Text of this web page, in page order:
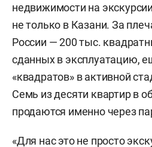
недвижимости на
не только в Казани. За
России — 200 тыс.
сданных в эксплуатацию,
«квадратов» в активной
Семь из десяти квартир в
продаются именно через
«Для нас это не просто